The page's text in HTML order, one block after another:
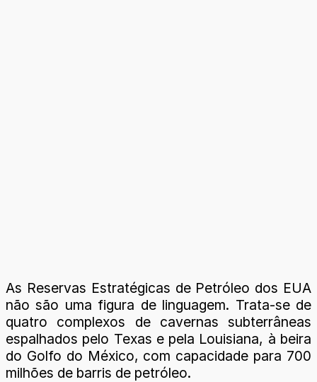
As Reservas Estratégicas de Petróleo dos EUA
não são uma figura de linguagem. Trata-se de
quatro complexos de cavernas subterrâneas
espalhados pelo Texas e pela Louisiana, à beira
do Golfo do México, com capacidade para 700
milhões de barris de petróleo.